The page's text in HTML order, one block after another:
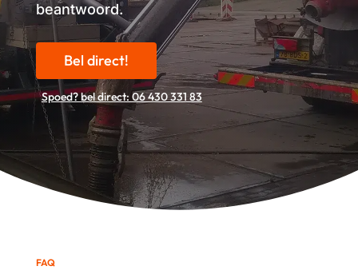
beantwoord.
Bel direct!
Spoed? bel direct: 06 430 331 83
FAQ